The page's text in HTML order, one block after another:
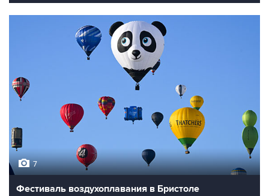
7
Фестиваль воздухоплавания в Бристоле